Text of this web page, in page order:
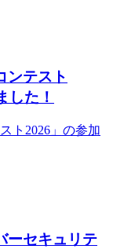
ンテスト
した！
ト2026」の参加
ーセキュリテ